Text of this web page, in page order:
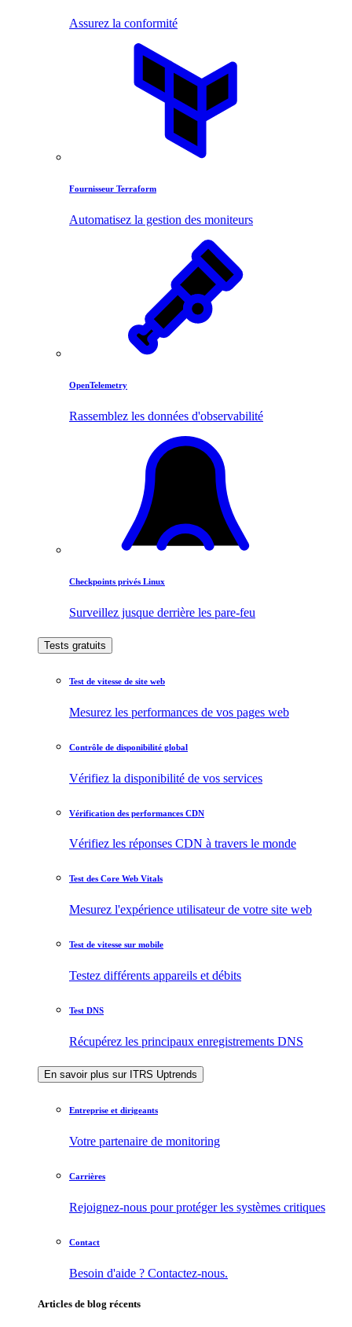
Assurez la conformité
Fournisseur Terraform
Automatisez la gestion des moniteurs
OpenTelemetry
Rassemblez les données d'observabilité
Checkpoints privés Linux
Surveillez jusque derrière les pare-feu
Tests gratuits
Test de vitesse de site web
Mesurez les performances de vos pages web
Contrôle de disponibilité global
Vérifiez la disponibilité de vos services
Vérification des performances CDN
Vérifiez les réponses CDN à travers le monde
Test des Core Web Vitals
Mesurez l'expérience utilisateur de votre site web
Test de vitesse sur mobile
Testez différents appareils et débits
Test DNS
Récupérez les principaux enregistrements DNS
En savoir plus sur ITRS Uptrends
Entreprise et dirigeants
Votre partenaire de monitoring
Carrières
Rejoignez-nous pour protéger les systèmes critiques
Contact
Besoin d'aide ? Contactez-nous.
Articles de blog récents